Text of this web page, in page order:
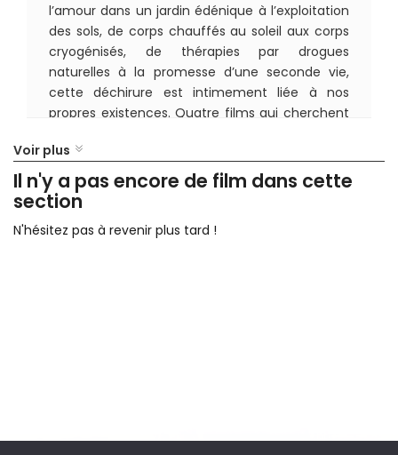
l’amour dans un jardin édénique à l’exploitation
des sols, de corps chauffés au soleil aux corps
cryogénisés, de thérapies par drogues
naturelles à la promesse d’une seconde vie,
cette déchirure est intimement liée à nos
propres existences. Quatre films qui cherchent
confrontent à l’artificialisation de la vie et
tentent d’y remédier.
Conception du programme : Miquel
Escudero Diéguez
Voir plus
Il n'y a pas encore de film dans cette
section
N'hésitez pas à revenir plus tard !